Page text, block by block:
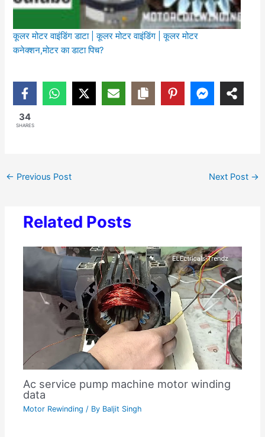
कूलर मोटर वाइंडिंग डाटा | कूलर मोटर वाइंडिंग | कूलर मोटर
कनेक्शन,मोटर का डाटा पिच?
34
SHARES
← Previous Post Next Post →
Related Posts
Ac service pump machine motor winding
data
Motor Rewinding / By Baljit Singh